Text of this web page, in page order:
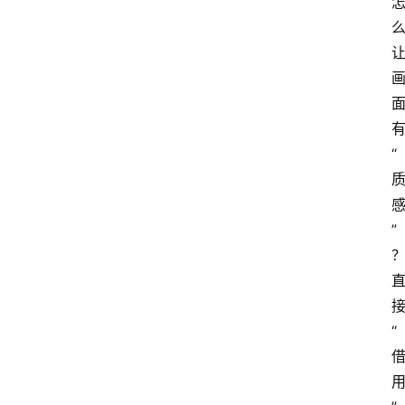
么
让
画
面
有
“
质
感
”
？
直
接
“
借
用